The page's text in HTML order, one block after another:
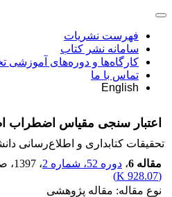
فهرست نشریات
سامانه نشر کتاب
کارگاه‌ها و دوره‌های
تماس با ما
English
اعتبار سنجی مقیاس اضطراب
تحقیقات کتابداری و اطلاع‌رسانی
مقاله 6
، دوره 52، شماره 2 ، 1397 ،
(
928.07 K
)
نوع مقاله: مقاله پژوهشی